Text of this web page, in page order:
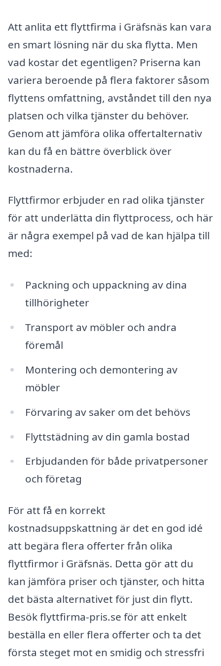
Att anlita ett flyttfirma i Gräfsnäs kan vara
en smart lösning när du ska flytta. Men
vad kostar det egentligen? Priserna kan
variera beroende på flera faktorer såsom
flyttens omfattning, avståndet till den nya
platsen och vilka tjänster du behöver.
Genom att jämföra olika offertalternativ
kan du få en bättre överblick över
kostnaderna.
Flyttfirmor erbjuder en rad olika tjänster
för att underlätta din flyttprocess, och här
är några exempel på vad de kan hjälpa till
med:
Packning och uppackning av dina
tillhörigheter
Transport av möbler och andra
föremål
Montering och demontering av
möbler
Förvaring av saker om det behövs
Flyttstädning av din gamla bostad
Erbjudanden för både privatpersoner
och företag
För att få en korrekt
kostnadsuppskattning är det en god idé
att begära flera offerter från olika
flyttfirmor i Gräfsnäs. Detta gör att du
kan jämföra priser och tjänster, och hitta
det bästa alternativet för just din flytt.
Besök flyttfirma-pris.se för att enkelt
beställa en eller flera offerter och ta det
första steget mot en smidig och stressfri